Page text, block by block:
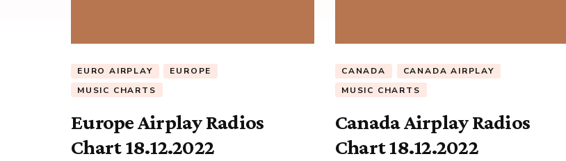
EURO AIRPLAY
EUROPE
MUSIC CHARTS
Europe Airplay Radios
Chart 18.12.2022
CANADA
CANADA AIRPLAY
MUSIC CHARTS
Canada Airplay Radios
Chart 18.12.2022